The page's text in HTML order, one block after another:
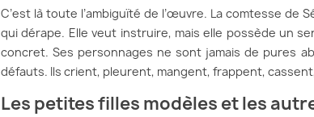
C’est là toute l’ambiguïté de l’œuvre. La comtesse de
qui dérape. Elle veut instruire, mais elle possède un
concret. Ses personnages ne sont jamais de pures
défauts. Ils crient, pleurent, mangent, frappent,
Les petites filles modèles et les